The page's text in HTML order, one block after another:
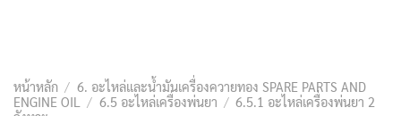
หน้าหลัก / 6. อะไหล่และน้ำมันเครื่องควายทอง SPARE PARTS AND
ENGINE OIL
/ 6.5 อะไหล่เครื่องพ่นยา / 6.5.1 อะไหล่เครื่องพ่นยา 2